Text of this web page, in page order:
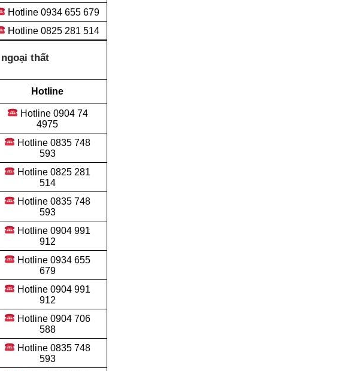
Hotline 0934 655 679
Hotline 0825 281 514
thất
Hotline
Hotline 0904 74
4975
Hotline 0835 748
593
Hotline 0825 281
514
Hotline 0835 748
593
Hotline 0904 991
912
Hotline 0934 655
679
Hotline 0904 991
912
Hotline 0904 706
588
Hotline 0835 748
593